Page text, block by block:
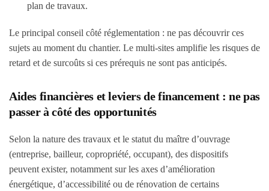
plan de travaux.
Le principal conseil côté réglementation : ne pas découvrir ces
sujets au moment du chantier. Le multi-sites amplifie les risques de
retard et de surcoûts si ces prérequis ne sont pas anticipés.
Aides financières et leviers de financement : ne pas
passer à côté des opportunités
Selon la nature des travaux et le statut du maître d’ouvrage
(entreprise, bailleur, copropriété, occupant), des dispositifs
peuvent exister, notamment sur les axes d’amélioration
énergétique, d’accessibilité ou de rénovation de certains